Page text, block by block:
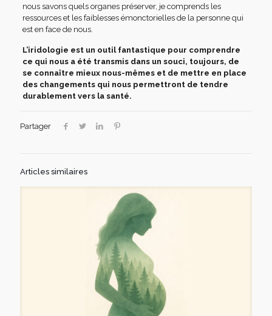
nous savons quels organes préserver, je comprends les
ressources et les faiblesses émonctorielles de la personne qui
est en face de nous.
L’iridologie est un outil fantastique pour comprendre
ce qui nous a été transmis dans un souci, toujours, de
se connaître mieux nous-mêmes et de mettre en place
des changements qui nous permettront de tendre
durablement vers la santé.
Partager
Articles similaires